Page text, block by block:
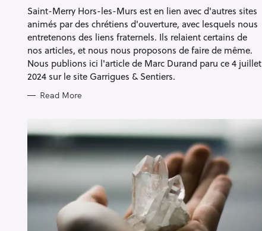
O
I
E
S
Saint-Merry Hors-les-Murs est en lien avec d'autres sites
animés par des chrétiens d'ouverture, avec lesquels nous
entretenons des liens fraternels. Ils relaient certains de
nos articles, et nous nous proposons de faire de même.
Nous publions ici l'article de Marc Durand paru ce 4 juillet
2024 sur le site Garrigues & Sentiers.
Read More